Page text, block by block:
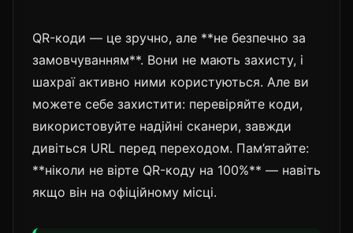
QR-коди — це зручно, але **не безпечно за
замовчуванням**. Вони не мають захисту, і
шахраї активно ними користуються. Але ви
можете себе захистити: перевіряйте коди,
використовуйте надійні сканери, завжди
дивіться URL перед переходом. Пам’ятайте:
**ніколи не вірте QR-коду на 100%** — навіть
якщо він на офіційному місці.